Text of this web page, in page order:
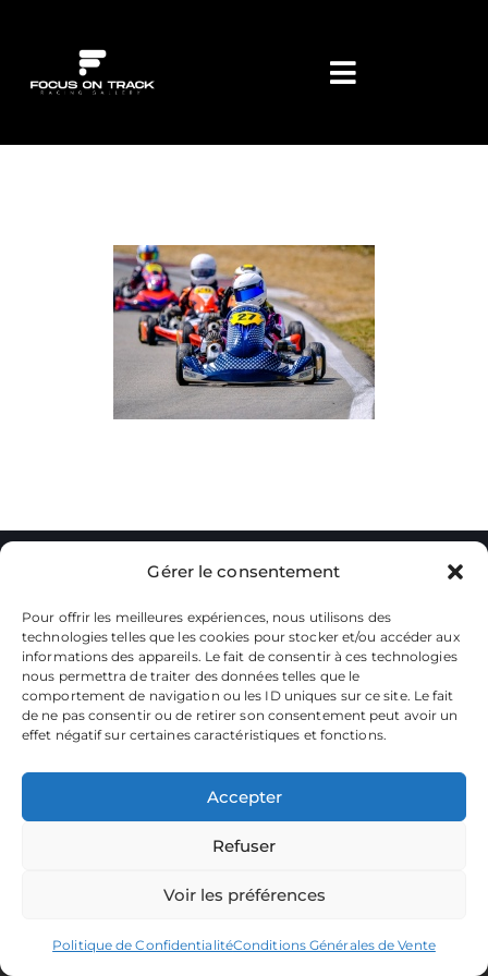
Gérer le consentement
Pour offrir les meilleures expériences, nous utilisons des
technologies telles que les cookies pour stocker et/ou accéder aux
informations des appareils. Le fait de consentir à ces technologies
nous permettra de traiter des données telles que le
comportement de navigation ou les ID uniques sur ce site. Le fait
de ne pas consentir ou de retirer son consentement peut avoir un
effet négatif sur certaines caractéristiques et fonctions.
Accepter
Refuser
Voir les préférences
Politique de ConfidentialitéConditions Générales de Vente
La plateforme dédiée à vos souvenirs de karting.
Parcourez les albums, téléchargez vos images, et partagez
votre passion.
Focusontrack © 2026. All rights reserved. |
Producted byTWENTY-ONE CREATION